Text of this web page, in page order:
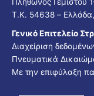
Πλήθωνος Γεμιστού
Τ.Κ. 54638 –
Γενικό Επιτελείο
Διαχείριση
Πνευματικά
Με την επιφύλαξη